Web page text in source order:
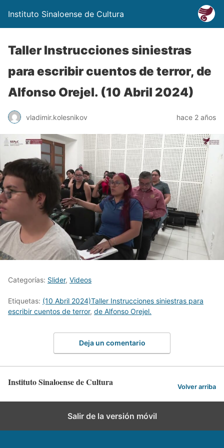
Instituto Sinaloense de Cultura
Taller Instrucciones siniestras
para escribir cuentos de terror, de
Alfonso Orejel. (10 Abril 2024)
vladimir.kolesnikov hace 2 años
Categorías: Slider, Videos
Etiquetas: (10 Abril 2024)Taller Instrucciones siniestras para
escribir cuentos de terror, de Alfonso Orejel.
Deja un comentario
Instituto Sinaloense de Cultura Volver arriba
Salir de la versión móvil